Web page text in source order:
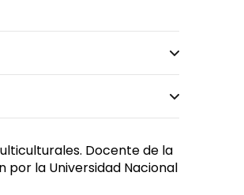
Docente de la
por la Universidad Nacional